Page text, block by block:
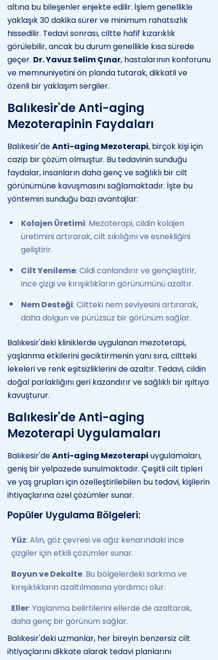
altına bu bileşenler enjekte edilir. İşlem genellikle
yaklaşık 30 dakika sürer ve minimum rahatsızlık
hissedilir. Tedavi sonrası, ciltte hafif kızarıklık
görülebilir, ancak bu durum genellikle kısa sürede
geçer. Dr. Yavuz Selim Çınar, hastalarının konforunu
ve memnuniyetini ön planda tutarak, dikkatli ve
özenli bir yaklaşım sergiler.
Balıkesir'de Anti-aging
Mezoterapinin Faydaları
Balıkesir'deAnti-aging Mezoterapi, birçok kişi için
cazip bir çözüm olmuştur. Bu tedavinin sunduğu
faydalar, insanların daha genç ve sağlıklı bir cilt
görünümüne kavuşmasını sağlamaktadır. İşte bu
yöntemin sunduğu bazı avantajlar:
Kolajen Üretimi: Mezoterapi, cildin kolajen
üretimini artırarak, cilt sıkılığını ve esnekliğini
geliştirir.
Cilt Yenileme: Cildi canlandırır ve gençleştirir,
ince çizgi ve kırışıklıkların görünümünü azaltır.
Nem Desteği: Ciltteki nem seviyesini artırarak,
daha dolgun ve pürüzsüz bir görünüm sağlar.
Balıkesir'deki kliniklerde uygulanan mezoterapi,
yaşlanma etkilerini geciktirmenin yanı sıra, ciltteki
lekeleri ve renk eşitsizliklerini de azaltır. Tedavi, cildin
doğal parlaklığını geri kazandırır ve sağlıklı bir ışıltıya
kavuşturur.
Balıkesir'de Anti-aging
Mezoterapi Uygulamaları
Balıkesir'deAnti-aging Mezoterapi uygulamaları,
geniş bir yelpazede sunulmaktadır. Çeşitli cilt tipleri
ve yaş grupları için özelleştirilebilen bu tedavi, kişilerin
ihtiyaçlarına özel çözümler sunar.
Popüler Uygulama Bölgeleri:
Yüz: Alın, göz çevresi ve ağız kenarındaki ince
çizgiler için etkili çözümler sunar.
Boyun ve Dekolte: Bu bölgelerdeki sarkma ve
kırışıklıkların azaltılmasına yardımcı olur.
Eller: Yaşlanma belirtilerini ellerde de azaltarak,
daha genç bir görünüm sağlar.
Balıkesir'deki uzmanlar, her bireyin benzersiz cilt
ihtiyaçlarını dikkate alarak tedavi planlarını